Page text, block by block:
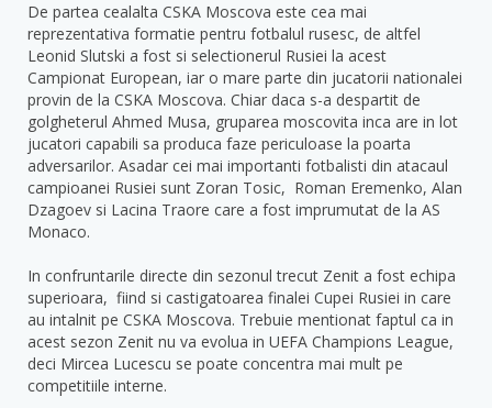
De partea cealalta CSKA Moscova este cea mai
reprezentativa formatie pentru fotbalul rusesc, de altfel
Leonid Slutski a fost si selectionerul Rusiei la acest
Campionat European, iar o mare parte din jucatorii nationalei
provin de la CSKA Moscova. Chiar daca s-a despartit de
golgheterul Ahmed Musa, gruparea moscovita inca are in lot
jucatori capabili sa produca faze periculoase la poarta
adversarilor. Asadar cei mai importanti fotbalisti din atacaul
campioanei Rusiei sunt Zoran Tosic, Roman Eremenko, Alan
Dzagoev si Lacina Traore care a fost imprumutat de la AS
Monaco.
In confruntarile directe din sezonul trecut Zenit a fost echipa
superioara, fiind si castigatoarea finalei Cupei Rusiei in care
au intalnit pe CSKA Moscova. Trebuie mentionat faptul ca in
acest sezon Zenit nu va evolua in UEFA Champions League,
deci Mircea Lucescu se poate concentra mai mult pe
competitiile interne.